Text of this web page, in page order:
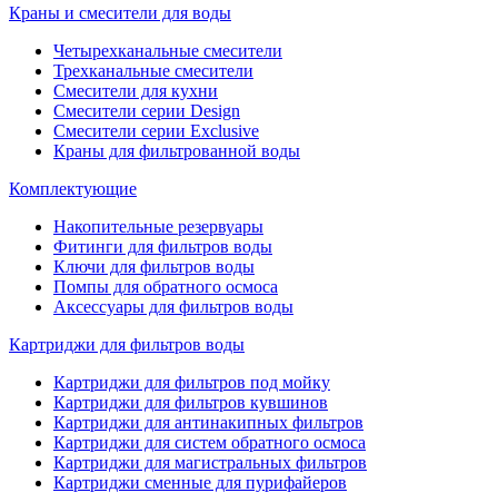
Краны и смесители для воды
Четырехканальные смесители
Трехканальные смесители
Смесители для кухни
Смесители серии Design
Смесители серии Exclusive
Краны для фильтрованной воды
Комплектующие
Накопительные резервуары
Фитинги для фильтров воды
Ключи для фильтров воды
Помпы для обратного осмоса
Аксессуары для фильтров воды
Картриджи для фильтров воды
Картриджи для фильтров под мойку
Картриджи для фильтров кувшинов
Картриджи для антинакипных фильтров
Картриджи для систем обратного осмоса
Картриджи для магистральных фильтров
Картриджи сменные для пурифайеров